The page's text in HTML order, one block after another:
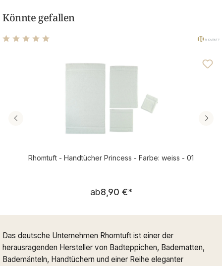
Könnte gefallen
Rhomtuft - Handtücher Princess - Farbe: weiss - 01
Regulärer Preis:
ab8,90 €*
Das deutsche Unternehmen Rhomtuft ist einer der
herausragenden Hersteller von Badteppichen, Badematten,
Bademänteln, Handtüchern und einer Reihe eleganter